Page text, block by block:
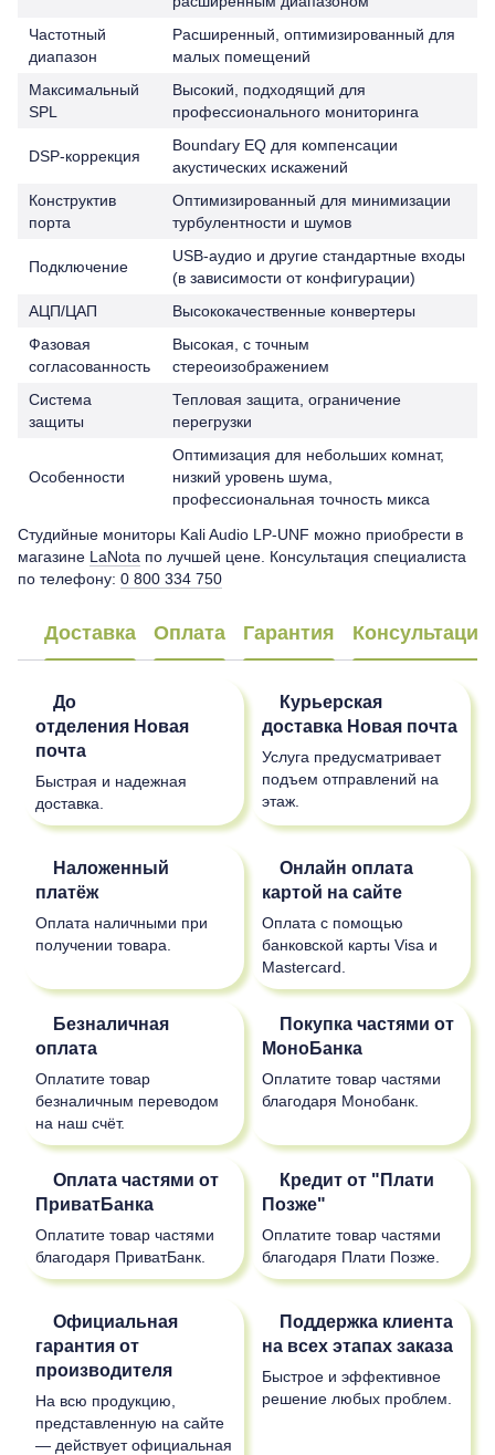
Частотный
диапазон
Расширенный, оптимизированный для
малых помещений
Максимальный
SPL
Высокий, подходящий для
профессионального мониторинга
DSP-коррекция
Boundary EQ для компенсации
акустических искажений
Конструктив
порта
Оптимизированный для минимизации
турбулентности и шумов
Подключение
USB-аудио и другие стандартные входы
(в зависимости от конфигурации)
АЦП/ЦАП
Высококачественные конвертеры
Фазовая
согласованность
Высокая, с точным
стереоизображением
Система
защиты
Тепловая защита, ограничение
перегрузки
Особенности
Оптимизация для небольших комнат,
низкий уровень шума,
профессиональная точность микса
Студийные мониторы Kali Audio LP-UNF можно приобрести в
магазине LaNota по лучшей цене. Консультация специалиста
по телефону: 0 800 334 750
Доставка Оплата Гарантия Консультация
До
отделения Новая
почта
Быстрая и надежная
доставка.
Курьерская
доставка Новая почта
Услуга предусматривает
подъем отправлений на
этаж.
Наложенный
платёж
Оплата наличными при
получении товара.
Онлайн оплата
картой на сайте
Оплата с помощью
банковской карты Visa и
Mastercard.
Безналичная
оплата
Оплатите товар
безналичным переводом
на наш счёт.
Покупка частями от
МоноБанка
Оплатите товар частями
благодаря Монобанк.
Оплата частями от
ПриватБанка
Оплатите товар частями
благодаря ПриватБанк.
Кредит от "Плати
Позже"
Оплатите товар частями
благодаря Плати Позже.
Официальная
гарантия от
производителя
На всю продукцию,
представленную на сайте
— действует официальная
Поддержка клиента
на всех этапах заказа
Быстрое и эффективное
решение любых проблем.